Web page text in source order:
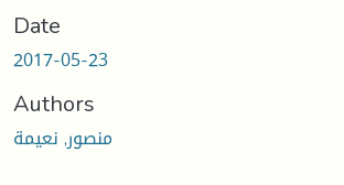
Date
2017-05-23
Authors
منصور, نعيمة